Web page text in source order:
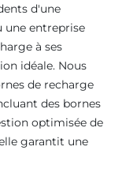
d'une
une entreprise
à ses
idéale. Nous
de recharge
des bornes
optimisée de
garantit une